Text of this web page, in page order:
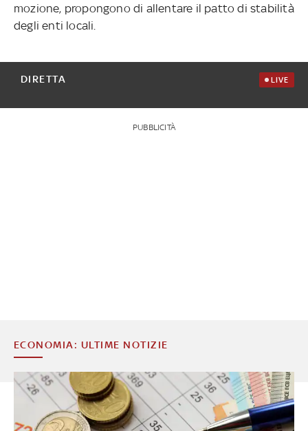
mozione, propongono di allentare il patto di stabilità
degli enti locali.
DIRETTA LIVE
PUBBLICITÀ
ECONOMIA: ULTIME NOTIZIE